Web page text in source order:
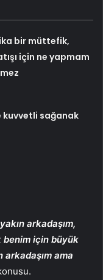
bir müttefik,
için ne yapmam
kuvvetli sağanak
arkadaşım,
benim için büyük
arkadaşım ama